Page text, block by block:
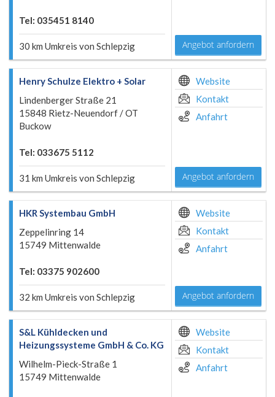
Tel: 035451 8140
30 km Umkreis von Schlepzig Angebot anfordern
Henry Schulze Elektro + Solar
Lindenberger Straße 21
15848 Rietz-Neuendorf / OT
Buckow
Tel: 033675 5112
31 km Umkreis von Schlepzig
Website
Kontakt
Anfahrt
Angebot anfordern
HKR Systembau GmbH
Zeppelinring 14
15749 Mittenwalde
Tel: 03375 902600
32 km Umkreis von Schlepzig
Website
Kontakt
Anfahrt
Angebot anfordern
S&L Kühldecken und
Heizungssysteme GmbH & Co. KG
Wilhelm-Pieck-Straße 1
15749 Mittenwalde
Website
Kontakt
Anfahrt